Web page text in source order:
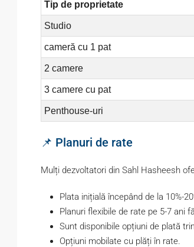
Tip de proprietate
Studio
cameră cu 1 pat
2 camere
3 camere cu pat
Penthouse-uri
📌 Planuri de rate
Mulți dezvoltatori din Sahl Hasheesh
Plata inițială începând de la 10%-
Planuri flexibile de rate pe 5-7 ani
Sunt disponibile opțiuni de plată
Opțiuni mobilate cu plăți în rate.